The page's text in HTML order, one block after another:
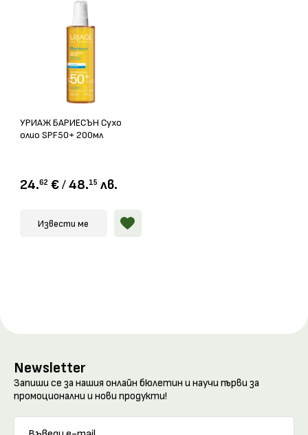
УРИАЖ БАРИЕСЪН Сухо
олио SPF50+ 200мл
24.62 € / 48.15 лв.
Извести ме
Newsletter
Запиши се за нашия онлайн бюлетин и научи първи за
промоционални и нови продукти!